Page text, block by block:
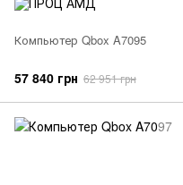
Компьютер Qbox A7095
57 840 грн 62 951 грн